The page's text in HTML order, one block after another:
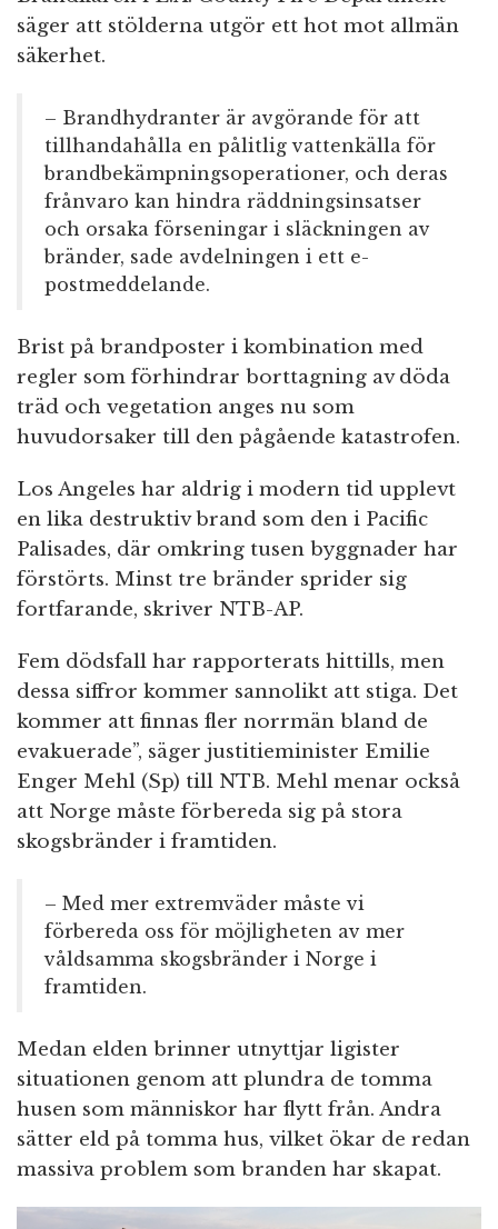
säger att stölderna utgör ett hot mot allmän
säkerhet.
– Brandhydranter är avgörande för att
tillhandahålla en pålitlig vattenkälla för
brandbekämpningsoperationer, och deras
frånvaro kan hindra räddningsinsatser
och orsaka förseningar i släckningen av
bränder, sade avdelningen i ett e-
postmeddelande.
Brist på brandposter i kombination med
regler som förhindrar borttagning av döda
träd och vegetation anges nu som
huvudorsaker till den pågående katastrofen.
Los Angeles har aldrig i modern tid upplevt
en lika destruktiv brand som den i Pacific
Palisades, där omkring tusen byggnader har
förstörts. Minst tre bränder sprider sig
fortfarande, skriver NTB-AP.
Fem dödsfall har rapporterats hittills, men
dessa siffror kommer sannolikt att stiga. Det
kommer att finnas fler norrmän bland de
evakuerade”, säger justitieminister Emilie
Enger Mehl (Sp) till NTB. Mehl menar också
att Norge måste förbereda sig på stora
skogsbränder i framtiden.
– Med mer extremväder måste vi
förbereda oss för möjligheten av mer
våldsamma skogsbränder i Norge i
framtiden.
Medan elden brinner utnyttjar ligister
situationen genom att plundra de tomma
husen som människor har flytt från. Andra
sätter eld på tomma hus, vilket ökar de redan
massiva problem som branden har skapat.